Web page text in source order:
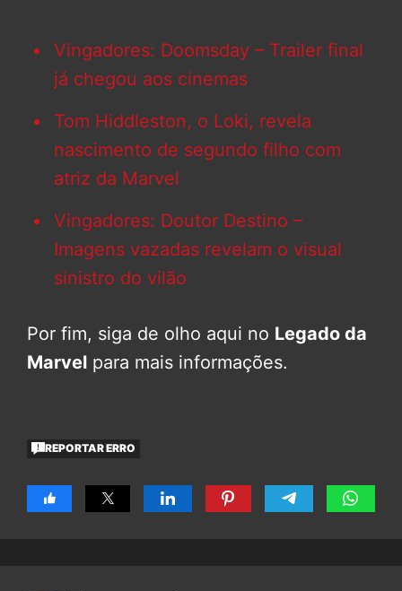
Vingadores: Doomsday – Trailer final
já chegou aos cinemas
Tom Hiddleston, o Loki, revela
nascimento de segundo filho com
atriz da Marvel
Vingadores: Doutor Destino –
Imagens vazadas revelam o visual
sinistro do vilão
Por fim, siga de olho aqui no Legado da
Marvel para mais informações.
REPORTAR ERRO